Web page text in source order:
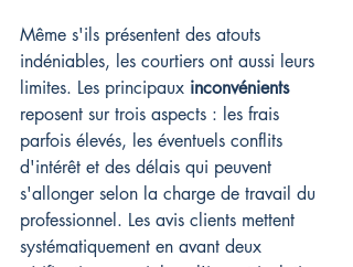
Même s'ils présentent des atouts
indéniables, les courtiers ont aussi leurs
limites. Les principaux inconvénients
reposent sur trois aspects : les frais
parfois élevés, les éventuels conflits
d'intérêt et des délais qui peuvent
s'allonger selon la charge de travail du
professionnel. Les avis clients mettent
systématiquement en avant deux